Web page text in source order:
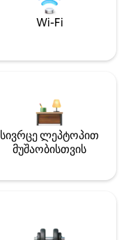
Wi-Fi
სივრცე ლეპტოპით
მუშაობისთვის